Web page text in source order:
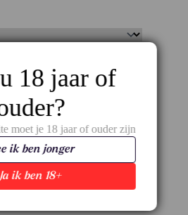
18 jaar of
moet je 18 jaar of ouder zijn
Ja ik ben 18+
ik ben jonger